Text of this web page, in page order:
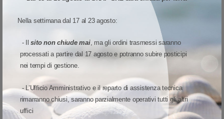
Nella settimana dal 17 al 23 agosto:
- Ilsito non chiude mai, ma gli ordini trasmessi saranno
processati a partire dal 17 agosto e potranno subire posticipi
nei tempi di gestione.
- L’Ufficio Amministrativo e il reparto di assistenza tecnica
rimarranno chiusi, saranno parzialmente operativi tutti gli altri
uffici